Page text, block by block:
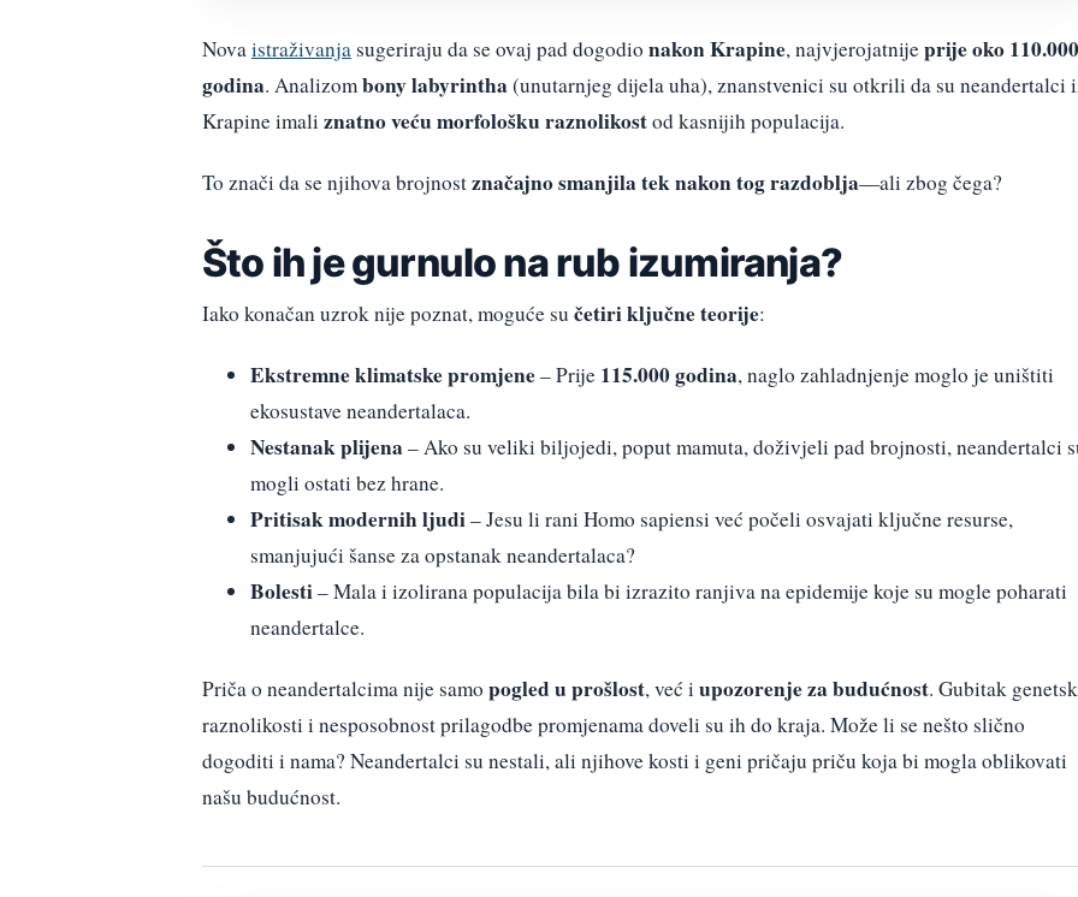
Novaistraživanjasugeriraju da se ovaj pad dogodio nakon Krapine, najvjerojatnijeprije oko 110.000
godina. Analizombony labyrintha (unutarnjeg dijela uha), znanstvenici su otkrili da su neandertalci
Krapine imali znatno veću morfološku raznolikostod kasnijih populacija.
To znači da se njihova brojnostznačajno smanjila tek nakon tog razdoblja—ali zbog čega?
Što ih je gurnulo na rub izumiranja?
Iako konačan uzrok nije poznat, moguće su četiri ključne teorije:
Ekstremne klimatske promjene– Prije 115.000 godina, naglo zahladnjenje moglo je uništiti
ekosustave neandertalaca.
Nestanak plijena – Ako su veliki biljojedi, poput mamuta, doživjeli pad brojnosti, neandertalci
mogli ostati bez hrane.
Pritisak modernih ljudi– Jesu li rani Homo sapiensi već počeli osvajati ključne resurse,
smanjujući šanse za opstanak neandertalaca?
Bolesti– Mala i izolirana populacija bila bi izrazito ranjiva na epidemije koje su mogle poharati
neandertalce.
Priča o neandertalcima nije samo pogled u prošlost, već i upozorenje za budućnost. Gubitak
raznolikosti i nesposobnost prilagodbe promjenama doveli su ih do kraja. Može li se nešto slično
dogoditi i nama? Neandertalci su nestali, ali njihove kosti i geni pričaju priču koja bi mogla oblikovati
našu budućnost.